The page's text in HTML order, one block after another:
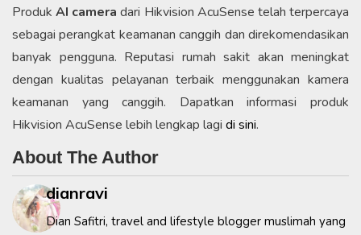
ProdukAI cameradari Hikvision AcuSense telah terpercaya
sebagai perangkat keamanan canggih dan direkomendasikan
banyak pengguna. Reputasi rumah sakit akan meningkat
dengan kualitas pelayanan terbaik menggunakan kamera
keamanan yang canggih. Dapatkan informasi produk
Hikvision AcuSense lebih lengkap lagi di sini.
About The Author
dianravi
Dian Safitri, travel and lifestyle blogger muslimah yang